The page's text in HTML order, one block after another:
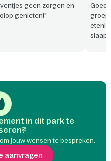
geen zorgen en
genieten!"
eten!
in dit park te
jouw wensen te bespreken.
aanvragen